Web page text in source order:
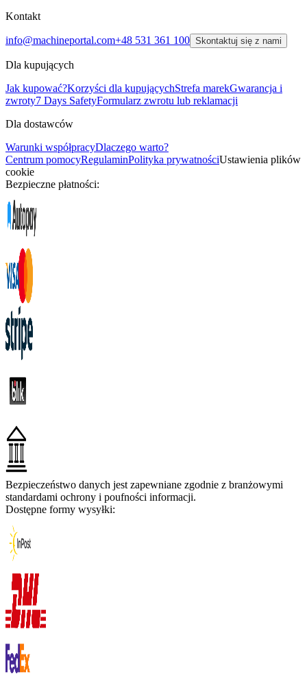
Kontakt
info@machineportal.com+48 531 361 100 Skontaktuj się z nami
Dla kupujących
Jak kupować?Korzyści dla kupującychStrefa marekGwarancja i
zwroty7 Days SafetyFormularz zwrotu lub reklamacji
Dla dostawców
Warunki współpracyDlaczego warto?
Centrum pomocyRegulaminPolityka prywatnościUstawienia plików
cookie
Bezpieczne płatności:
Bezpieczeństwo danych jest zapewniane zgodnie z branżowymi
standardami ochrony i poufności informacji.
Dostępne formy wysyłki: